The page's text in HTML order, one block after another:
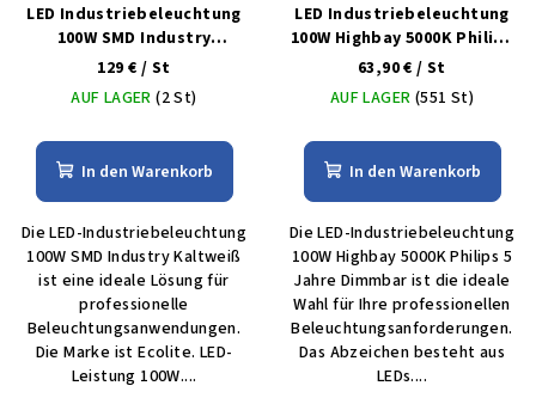
LED Industriebeleuchtung
100W SMD Industry
Kaltweiß
129 € / St
AUF LAGER(2 St)
In den Warenkorb
Die LED-Industriebeleuchtung
100W SMD Industry Kaltweiß
ist eine ideale Lösung für
professionelle
Beleuchtungsanwendungen.
Die Marke ist Ecolite. LED-
Leistung 100W....
LED Industriebeleuchtung
100W Highbay 5000K Philips
5 Jahre dimmbar
63,90 €/ St
AUF LAGER (551 St)
In den Warenkorb
Die LED-Industriebeleuchtung
100W Highbay 5000K Philips 5
Jahre Dimmbar ist die ideale
Wahl für Ihre professionellen
Beleuchtungsanforderungen.
Das Abzeichen besteht aus
LEDs....